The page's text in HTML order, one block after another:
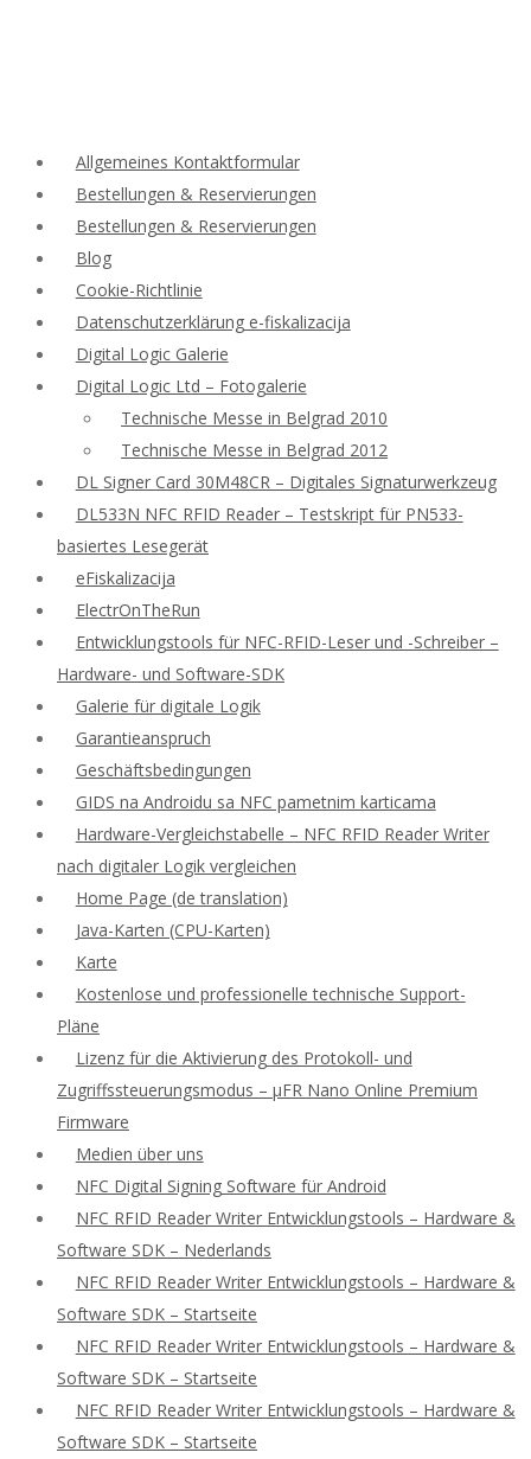
Allgemeines Kontaktformular
Bestellungen & Reservierungen
Bestellungen & Reservierungen
Blog
Cookie-Richtlinie
Datenschutzerklärung e-fiskalizacija
Digital Logic Galerie
Digital Logic Ltd – Fotogalerie
Technische Messe in Belgrad 2010
Technische Messe in Belgrad 2012
DL Signer Card 30M48CR – Digitales Signaturwerkzeug
DL533N NFC RFID Reader – Testskript für PN533-
basiertes Lesegerät
eFiskalizacija
ElectrOnTheRun
Entwicklungstools für NFC-RFID-Leser und -Schreiber –
Hardware- und Software-SDK
Galerie für digitale Logik
Garantieanspruch
Geschäftsbedingungen
GIDS na Androidu sa NFC pametnim karticama
Hardware-Vergleichstabelle – NFC RFID Reader Writer
nach digitaler Logik vergleichen
Home Page (de translation)
Java-Karten (CPU-Karten)
Karte
Kostenlose und professionelle technische Support-
Pläne
Lizenz für die Aktivierung des Protokoll- und
Zugriffssteuerungsmodus – μFR Nano Online Premium
Firmware
Medien über uns
NFC Digital Signing Software für Android
NFC RFID Reader Writer Entwicklungstools – Hardware &
Software SDK – Nederlands
NFC RFID Reader Writer Entwicklungstools – Hardware &
Software SDK – Startseite
NFC RFID Reader Writer Entwicklungstools – Hardware &
Software SDK – Startseite
NFC RFID Reader Writer Entwicklungstools – Hardware &
Software SDK – Startseite